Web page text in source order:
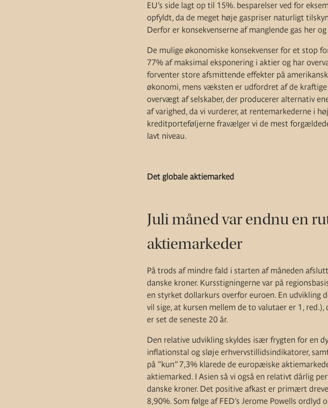
EU’s side lagt op til 15%. besparelser ved for
opfyldt, da de meget høje gaspriser naturligt
Derfor er konsekvenserne af manglende gas her
De mulige økonomiske konsekvenser for et stop
77% af maksimal eksponering i aktier og har
forventer store afsmittende effekter på
økonomi, mens væksten er udfordret af de
overvægt af selskaber, der producerer alternativ
af varighed, da vi vurderer, at rentemarkederne i
kreditporteføljerne fravælger vi de mest
lavt niveau.
Det globale aktiemarked
Juli måned var endnu en
aktiemarkeder
På trods af mindre fald i starten af måneden
danske kroner. Kursstigningerne var på
en styrket dollarkurs overfor euroen. En
vil sige, at kursen mellem de to valutaer er 1,
er set de seneste 20 år.
Den relative udvikling skyldes især frygten for en
inflationstal og sløje erhvervstillidsindikatorer,
på “kun” 7,3% klarede de europæiske
aktiemarked. I Asien så vi også en relativt dårlig
danske kroner. Det positive afkast er primært
8,90%. Som følge af FED’s Jerome Powells